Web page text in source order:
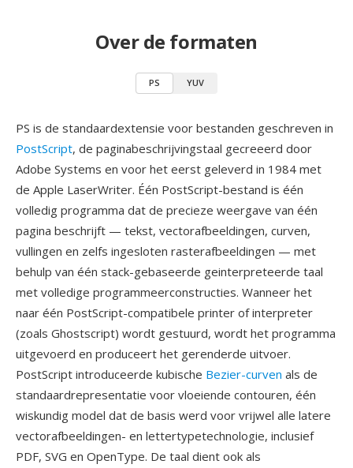
Over de formaten
PS YUV
PS is de standaardextensie voor bestanden geschreven in
PostScript, de paginabeschrijvingstaal gecreeerd door
Adobe Systems en voor het eerst geleverd in 1984 met
de Apple LaserWriter. Één PostScript-bestand is één
volledig programma dat de precieze weergave van één
pagina beschrijft — tekst, vectorafbeeldingen, curven,
vullingen en zelfs ingesloten rasterafbeeldingen — met
behulp van één stack-gebaseerde geinterpreteerde taal
met volledige programmeerconstructies. Wanneer het
naar één PostScript-compatibele printer of interpreter
(zoals Ghostscript) wordt gestuurd, wordt het programma
uitgevoerd en produceert het gerenderde uitvoer.
PostScript introduceerde kubische Bezier-curven als de
standaardrepresentatie voor vloeiende contouren, één
wiskundig model dat de basis werd voor vrijwel alle latere
vectorafbeeldingen- en lettertypetechnologie, inclusief
PDF, SVG en OpenType. De taal dient ook als